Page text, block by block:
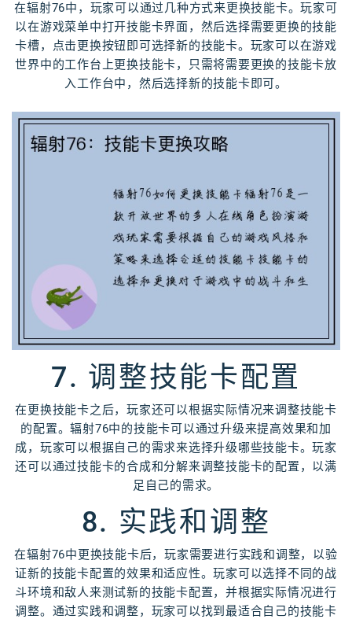
在辐射76中，玩家可以通过几种方式来更换技能卡。玩家可
以在游戏菜单中打开技能卡界面，然后选择需要更换的技能
卡槽，点击更换按钮即可选择新的技能卡。玩家可以在游戏
世界中的工作台上更换技能卡，只需将需要更换的技能卡放
入工作台中，然后选择新的技能卡即可。
7. 调整技能卡配置
在更换技能卡之后，玩家还可以根据实际情况来调整技能卡
的配置。辐射76中的技能卡可以通过升级来提高效果和加
成，玩家可以根据自己的需求来选择升级哪些技能卡。玩家
还可以通过技能卡的合成和分解来调整技能卡的配置，以满
足自己的需求。
8. 实践和调整
在辐射76中更换技能卡后，玩家需要进行实践和调整，以验
证新的技能卡配置的效果和适应性。玩家可以选择不同的战
斗环境和敌人来测试新的技能卡配置，并根据实际情况进行
调整。通过实践和调整，玩家可以找到最适合自己的技能卡